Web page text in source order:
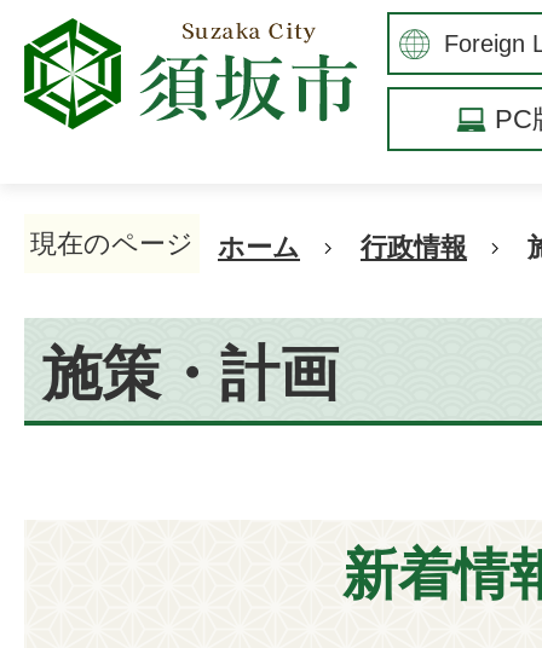
PC
現在のページ ホーム 行政情報
施策・計画
新着情